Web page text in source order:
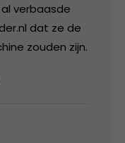
verbaasde
dat ze de
zouden zijn.